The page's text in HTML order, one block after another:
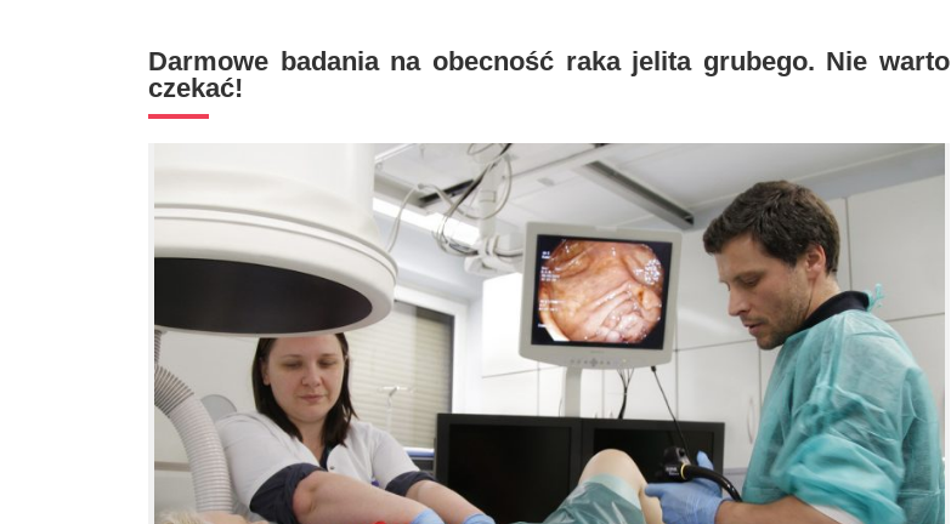
Darmowe badania na obecność raka jelita grubego. Nie warto
czekać!